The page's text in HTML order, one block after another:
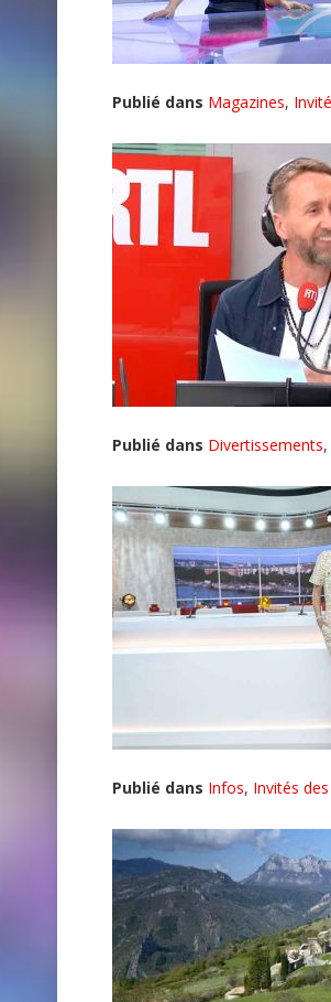
Publié dans Magazines,
Publié dans Divertissements,
Publié dans Infos, Invités